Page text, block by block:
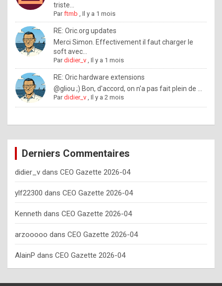
n
o
w
h
o
w
o
e
y
o
u
s
h
o
triste...
Parftmb ,Il y a 1 mois
RE: Oric.org updates
Merci Simon. Effectivement il faut charger le
soft avec...
Pardidier_v ,Il y a 1 mois
RE: Oric hardware extensions
@gliou ;) Bon, d'accord, on n'a pas fait plein de ...
Pardidier_v ,Il y a 2 mois
Derniers Commentaires
didier_v dans CEO Gazette 2026-04
ylf22300 dans CEO Gazette 2026-04
Kenneth dans CEO Gazette 2026-04
arzooooo dans CEO Gazette 2026-04
AlainP dans CEO Gazette 2026-04